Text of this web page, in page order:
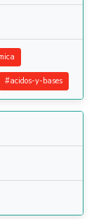
#acidos-y-bases